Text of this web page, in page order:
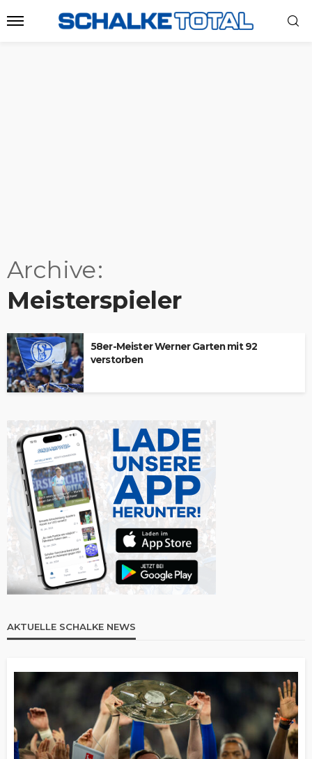
Archive
Meisterspieler
58er-Meister Werner Garten mit 92
verstorben
AKTUELLE SCHALKE NEWS